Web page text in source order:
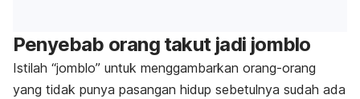
Penyebab orang takut jadi jomblo
Istilah “jomblo” untuk menggambarkan orang-orang
yang tidak punya pasangan hidup sebetulnya sudah ada